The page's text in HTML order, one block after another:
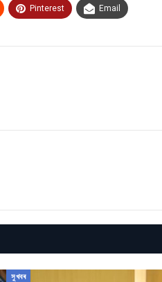
Pinterest Email
সুখবৰ